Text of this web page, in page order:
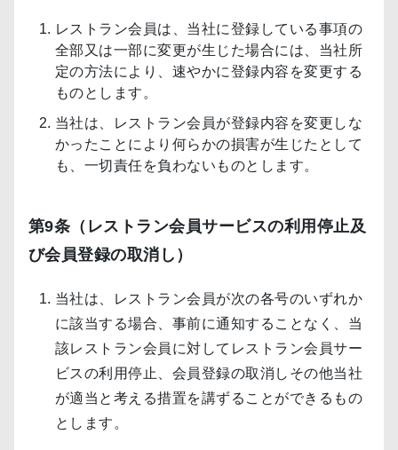
レストラン会員は、当社に登録している事項の
全部又は一部に変更が生じた場合には、当社所
定の方法により、速やかに登録内容を変更する
ものとします。
当社は、レストラン会員が登録内容を変更しな
かったことにより何らかの損害が生じたとして
も、一切責任を負わないものとします。
第9条（レストラン会員サービスの利用停止及
び会員登録の取消し）
当社は、レストラン会員が次の各号のいずれか
に該当する場合、事前に通知することなく、当
該レストラン会員に対してレストラン会員サー
ビスの利用停止、会員登録の取消しその他当社
が適当と考える措置を講ずることができるもの
とします。